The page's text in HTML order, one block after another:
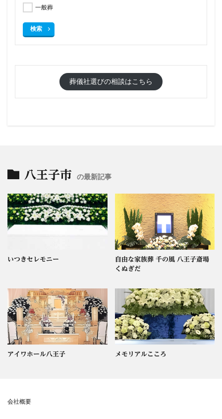
一般葬
検索
葬儀社選びの相談はこちら
八王子市 の最新記事
いつきセレモニー
自由な家族葬 千の風 八王子斎場
くぬぎだ
アイワホール八王子 メモリアルこころ
会社概要